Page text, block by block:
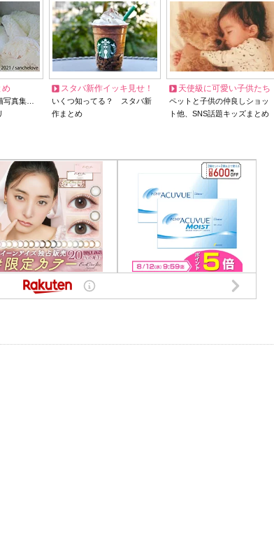
め
写真集…
スタバ新作イッキ見せ！
いくつ知ってる？ スタバ新
作まとめ
天使級に可愛い子供たち
ペットと子供の仲良しショッ
ト他、SNS話題キッズまとめ